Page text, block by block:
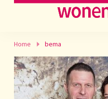
Home bema